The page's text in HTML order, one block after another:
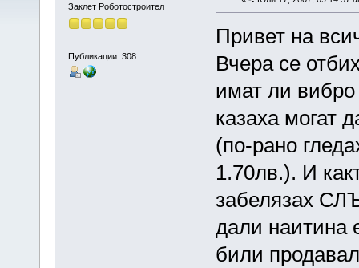
Заклет Роботостроител
Публикации: 308
Привет на
Вчера се
имат ли
казаха могат
(по-рано
1.70лв.). И
забелязах
дали наитина
били